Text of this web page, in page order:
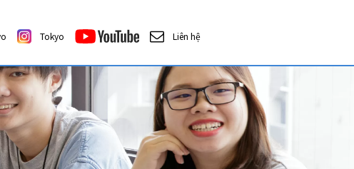
Tokyo Liên hệ